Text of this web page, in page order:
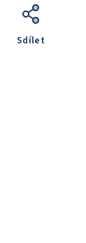
Sdílet